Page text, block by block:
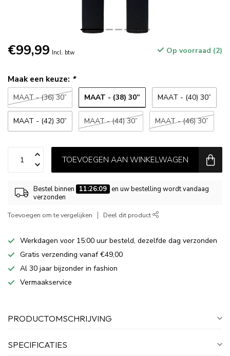
€99,99 Incl. btw Op voorraad (2)
Maak een keuze: *
MAAT - (36) 30” MAAT - (38) 30” MAAT - (40) 30”
MAAT - (42) 30” MAAT - (44) 30” MAAT - (46) 30”
TOEVOEGEN AAN WINKELWAGEN
Bestel binnen 11:26:09 en uw bestelling wordt vandaag
verzonden
Toevoegen om te vergelijken Deel dit product
Werkdagen voor 15:00 uur besteld, dezelfde dag verzonden
Gratis verzending vanaf €49,00
Al 30 jaar bijzonder in fashion
Vermaakservice
PRODUCTOMSCHRIJVING
SPECIFICATIES